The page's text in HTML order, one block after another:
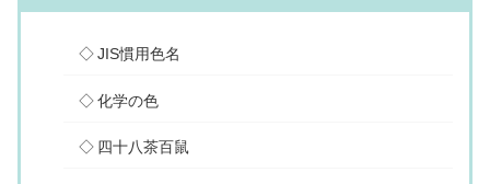
JIS慣用色名
化学の色
四十八茶百鼠